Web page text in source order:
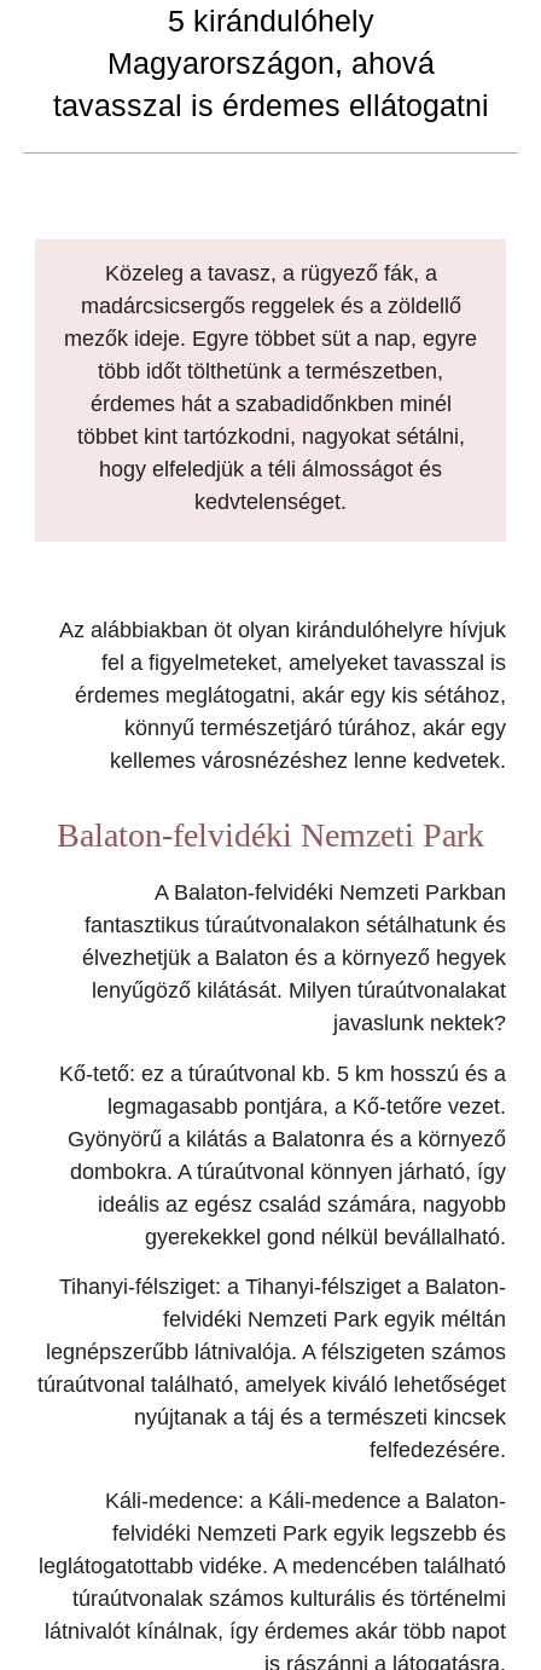
5 kirándulóhely
Magyarországon, ahová
tavasszal is érdemes ellátogatni
Közeleg a tavasz, a rügyező fák, a
madárcsicsergős reggelek és a zöldellő
mezők ideje. Egyre többet süt a nap, egyre
több időt tölthetünk a természetben,
érdemes hát a szabadidőnkben minél
többet kint tartózkodni, nagyokat sétálni,
hogy elfeledjük a téli álmosságot és
kedvtelenséget.
Az alábbiakban öt olyan kirándulóhelyre hívjuk
fel a figyelmeteket, amelyeket tavasszal is
érdemes meglátogatni, akár egy kis sétához,
könnyű természetjáró túrához, akár egy
kellemes városnézéshez lenne kedvetek.
Balaton-felvidéki Nemzeti Park
A Balaton-felvidéki Nemzeti Parkban
fantasztikus túraútvonalakon sétálhatunk és
élvezhetjük a Balaton és a környező hegyek
lenyűgöző kilátását. Milyen túraútvonalakat
javaslunk nektek?
Kő-tető: ez a túraútvonal kb. 5 km hosszú és a
legmagasabb pontjára, a Kő-tetőre vezet.
Gyönyörű a kilátás a Balatonra és a környező
dombokra. A túraútvonal könnyen járható, így
ideális az egész család számára, nagyobb
gyerekekkel gond nélkül bevállalható.
Tihanyi-félsziget: a Tihanyi-félsziget a Balaton-
felvidéki Nemzeti Park egyik méltán
legnépszerűbb látnivalója. A félszigeten számos
túraútvonal található, amelyek kiváló lehetőséget
nyújtanak a táj és a természeti kincsek
felfedezésére.
Káli-medence: a Káli-medence a Balaton-
felvidéki Nemzeti Park egyik legszebb és
leglátogatottabb vidéke. A medencében található
túraútvonalak számos kulturális és történelmi
látnivalót kínálnak, így érdemes akár több napot
is rászánni a látogatásra.